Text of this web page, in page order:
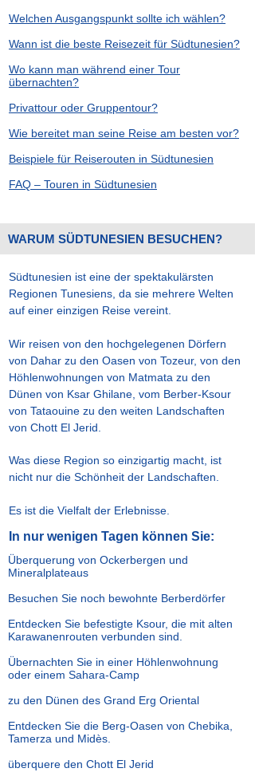
Welchen Ausgangspunkt sollte ich wählen?
Wann ist die beste Reisezeit für Südtunesien?
Wo kann man während einer Tour
übernachten?
Privattour oder Gruppentour?
Wie bereitet man seine Reise am besten vor?
Beispiele für Reiserouten in Südtunesien
FAQ – Touren in Südtunesien
WARUM SÜDTUNESIEN BESUCHEN?
Südtunesien ist eine der spektakulärsten
Regionen Tunesiens, da sie mehrere Welten
auf einer einzigen Reise vereint.
Wir reisen von den hochgelegenen Dörfern
von Dahar zu den Oasen von Tozeur, von den
Höhlenwohnungen von Matmata zu den
Dünen von Ksar Ghilane, vom Berber-Ksour
von Tataouine zu den weiten Landschaften
von Chott El Jerid.
Was diese Region so einzigartig macht, ist
nicht nur die Schönheit der Landschaften.
Es ist die Vielfalt der Erlebnisse.
In nur wenigen Tagen können Sie:
Überquerung von Ockerbergen und
Mineralplateaus
Besuchen Sie noch bewohnte Berberdörfer
Entdecken Sie befestigte Ksour, die mit alten
Karawanenrouten verbunden sind.
Übernachten Sie in einer Höhlenwohnung
oder einem Sahara-Camp
zu den Dünen des Grand Erg Oriental
Entdecken Sie die Berg-Oasen von Chebika,
Tamerza und Midès.
überquere den Chott El Jerid